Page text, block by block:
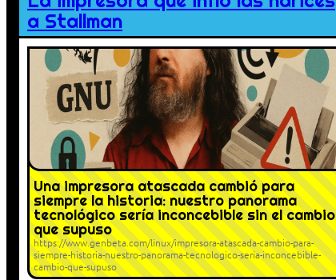
a Stallman
Una impresora atascada cambió para
siempre la historia: nuestro panorama
tecnológico sería inconcebible sin el cambio
que supuso
https://www.genbeta.com/linux/impresora-atascada-cambio-para-
siempre-historia-nuestro-panorama-tecnologico-seria-inconcebible-
cambio-que-supuso